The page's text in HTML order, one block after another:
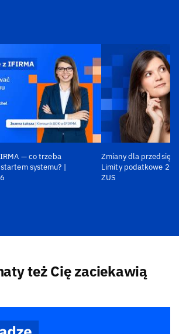
— co trzeba
systemu? |
Zmiany dla
Limity podatkowe
ZUS
też Cię zaciekawią